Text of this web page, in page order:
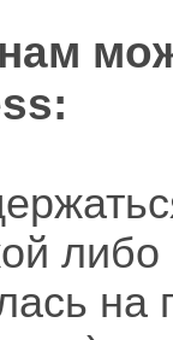
на